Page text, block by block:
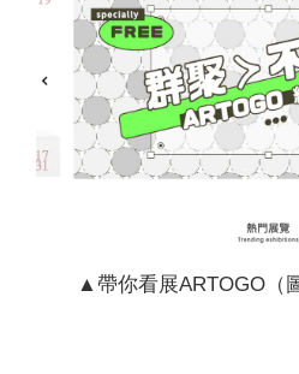
▲帶你看展ARTOGO（